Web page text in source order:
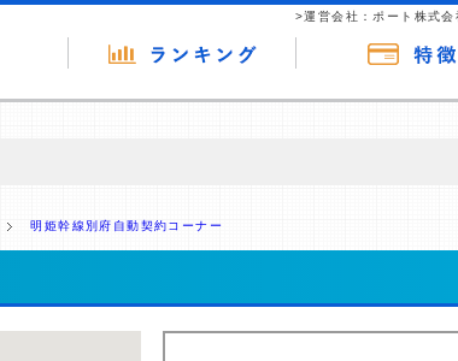
>運営会社：ポート株式
す。明姫幹線別府自動契約コーナー